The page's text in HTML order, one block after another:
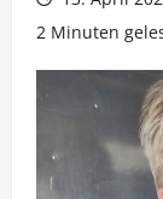
2 Minuten